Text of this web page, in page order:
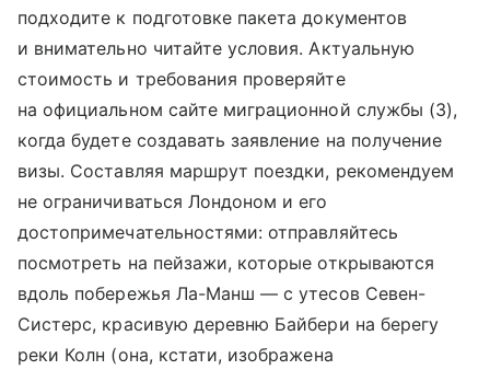
подходите к подготовке пакета документов
и внимательно читайте условия. Актуальную
стоимость и требования проверяйте
на официальном сайте миграционной службы (3),
когда будете создавать заявление на получение
визы. Составляя маршрут поездки, рекомендуем
не ограничиваться Лондоном и его
достопримечательностями: отправляйтесь
посмотреть на пейзажи, которые открываются
вдоль побережья Ла-Манш — с утесов Севен-
Систерс, красивую деревню Байбери на берегу
реки Колн (она, кстати, изображена